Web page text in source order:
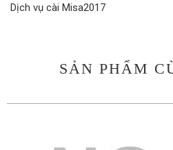
Dịch vụ cài Misa2017
SẢN PHẨM